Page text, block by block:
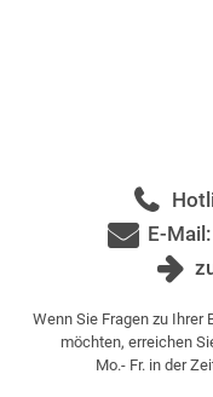
E-Mail:
Wenn Sie Fragen zu
möchten, erreichen
Mo.- Fr. in der